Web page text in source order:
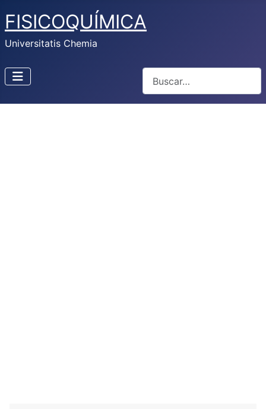
FISICOQUÍMICA
Universitatis Chemia